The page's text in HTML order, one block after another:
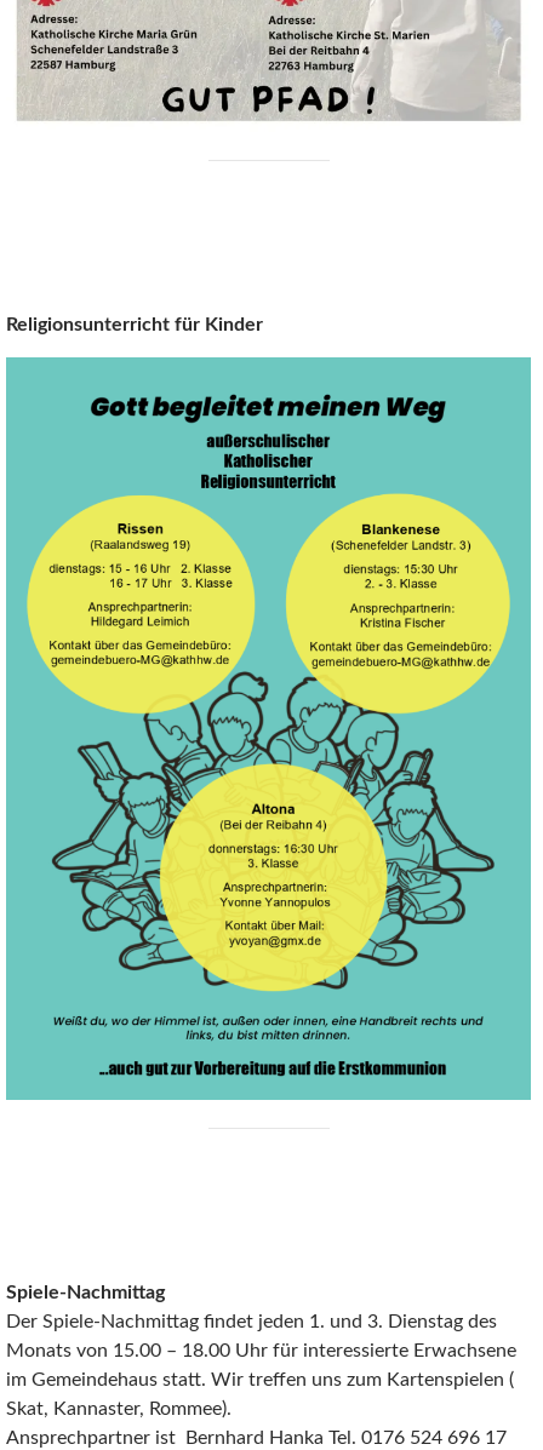
Religionsunterricht für Kinder
Spiele-Nachmittag
Der Spiele-Nachmittag findet jeden 1. und 3. Dienstag des
Monats von 15.00 – 18.00 Uhr für interessierte Erwachsene
im Gemeindehaus statt. Wir treffen uns zum Kartenspielen (
Skat, Kannaster, Rommee).
Ansprechpartner ist Bernhard Hanka Tel. 0176 524 696 17